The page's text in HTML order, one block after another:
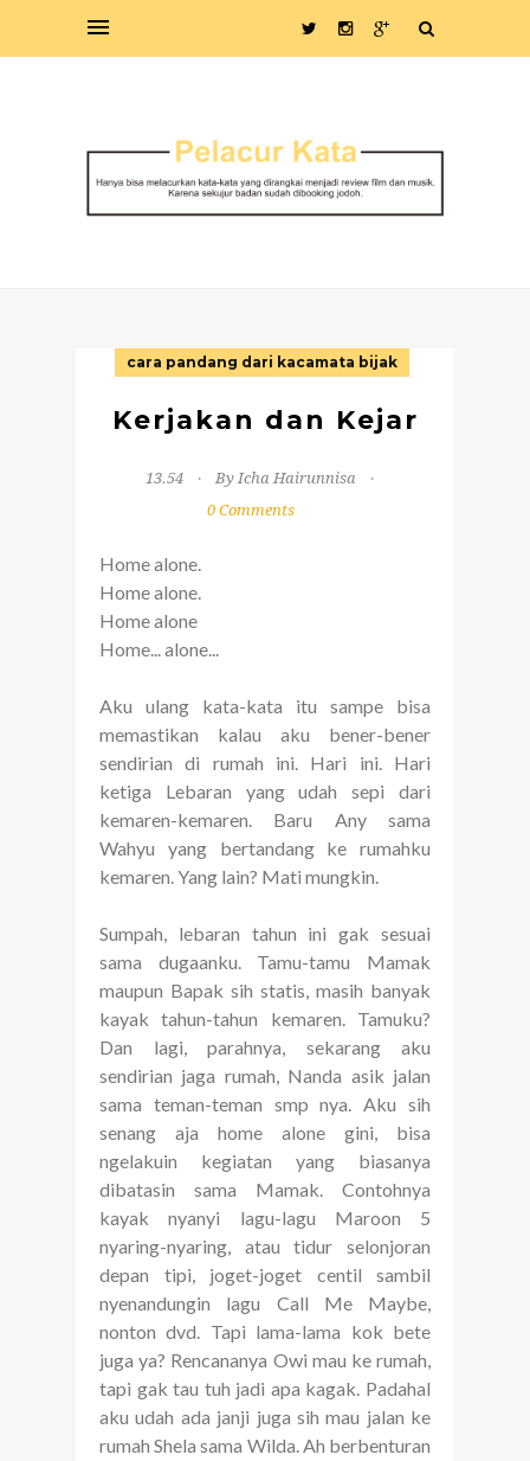
cara pandang dari kacamata bijak
Kerjakan dan Kejar
13.54
By Icha Hairunnisa
0 Comments
Home alone.
Home alone.
Home alone
Home... alone...
Aku ulang kata-kata itu sampe bisa
memastikan kalau aku bener-bener
sendirian di rumah ini. Hari ini. Hari
ketiga Lebaran yang udah sepi dari
kemaren-kemaren. Baru Any sama
Wahyu yang bertandang ke rumahku
kemaren. Yang lain? Mati mungkin.
Sumpah, lebaran tahun ini gak sesuai
sama dugaanku. Tamu-tamu Mamak
maupun Bapak sih statis, masih banyak
kayak tahun-tahun kemaren. Tamuku?
Dan lagi, parahnya, sekarang aku
sendirian jaga rumah, Nanda asik jalan
sama teman-teman smp nya. Aku sih
senang aja home alone gini, bisa
ngelakuin kegiatan yang biasanya
dibatasin sama Mamak. Contohnya
kayak nyanyi lagu-lagu Maroon 5
nyaring-nyaring, atau tidur selonjoran
depan tipi, joget-joget centil sambil
nyenandungin lagu Call Me Maybe,
nonton dvd. Tapi lama-lama kok bete
juga ya? Rencananya Owi mau ke rumah,
tapi gak tau tuh jadi apa kagak. Padahal
aku udah ada janji juga sih mau jalan ke
rumah Shela sama Wilda. Ah berbenturan